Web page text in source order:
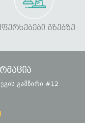
ᲒᲖᲔᲑᲖᲔ
გამზირი #12